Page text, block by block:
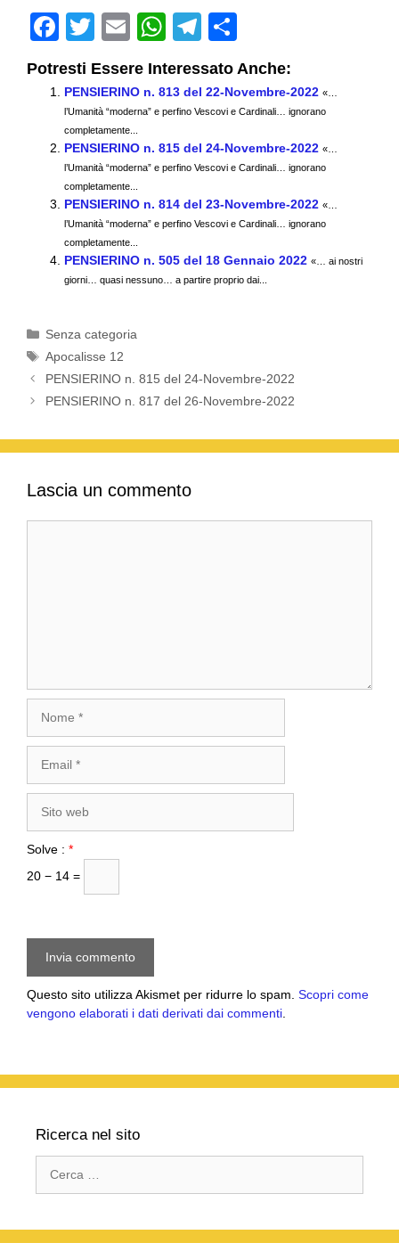
F
c
e
b
o
o
k
T
wi
tt
er
E
m
ail
W
at
s
A
p
p
T
el
e
gr
a
m
o
n
di
vi
di
Potresti Essere Interessato Anche:
PENSIERINO n. 813 del 22-Novembre-2022 «…
l’Umanità “moderna” e perfino Vescovi e Cardinali… ignorano
completamente...
PENSIERINO n. 815 del 24-Novembre-2022 «…
l’Umanità “moderna” e perfino Vescovi e Cardinali… ignorano
completamente...
PENSIERINO n. 814 del 23-Novembre-2022 «…
l’Umanità “moderna” e perfino Vescovi e Cardinali… ignorano
completamente...
PENSIERINO n. 505 del 18 Gennaio 2022 «… ai nostri
giorni… quasi nessuno… a partire proprio dai...
Categorie
Senza categoria
Tag
Apocalisse 12
PENSIERINO n. 815 del 24-Novembre-2022
PENSIERINO n. 817 del 26-Novembre-2022
Lascia un commento
web
Solve : *
20 − 14 =
Questo sito utilizza Akismet per ridurre lo spam. Scopri come
vengono elaborati i dati derivati dai commenti.
Ricerca nel sito
per: